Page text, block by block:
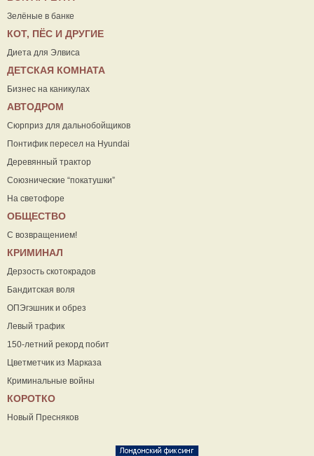
Зелёные в банке
КОТ, ПЁС И ДРУГИЕ
Диета для Элвиса
ДЕТСКАЯ КОМНАТА
Бизнес на каникулах
АВТОДРОМ
Сюрприз для дальнобойщиков
Понтифик пересел на Hyundai
Деревянный трактор
Союзнические “покатушки”
На светофоре
ОБЩЕСТВО
С возвращением!
КРИМИНАЛ
Дерзость скотокрадов
Бандитская воля
ОПЭгэшник и обрез
Левый трафик
150-летний рекорд побит
Цветметчик из Марказа
Криминальные войны
КОРОТКО
Новый Пресняков